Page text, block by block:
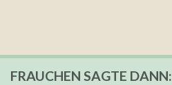
FRAUCHEN SAGTE DANN: